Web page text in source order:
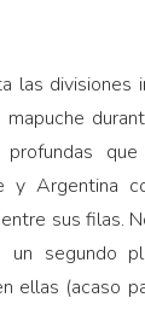
las divisiones
y Argentina
sus filas.
un segundo
ellas (acaso